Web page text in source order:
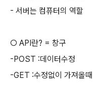
- 서버는 컴퓨터의 역할
○ API란? = 창구
-POST :데이터수정
-GET :수정없이 가져올때